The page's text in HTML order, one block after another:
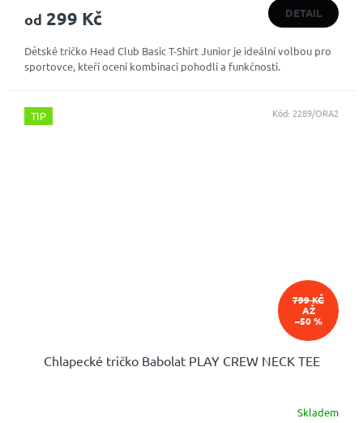
od 299 Kč DETAIL
Dětské tričko Head Club Basic T-Shirt Junior je ideální volbou pro
sportovce, kteří ocení kombinaci pohodlí a funkčnosti.
TIP
799 KČ
AŽ
–50 %
Chlapecké tričko Babolat PLAY CREW NECK TEE
Skladem
Kód: 2289/ORA2